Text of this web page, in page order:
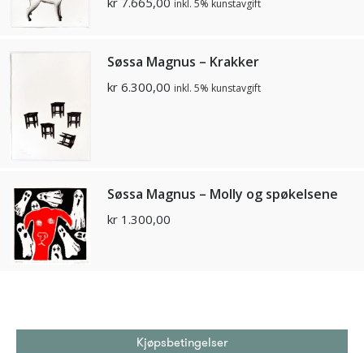
inkl. 5% kunstavgift
Søssa Magnus – Krakker
kr 6.300,00 inkl. 5% kunstavgift
Søssa Magnus – Molly og spøkelsene
kr 1.300,00
Kjøpsbetingelser